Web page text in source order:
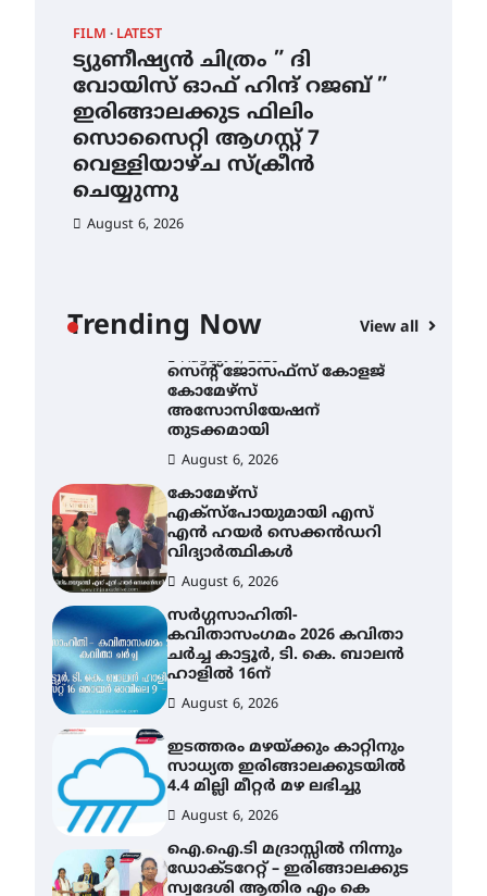
FILM LATEST
ട്യുണീഷ്യൻ ചിത്രം ” ദി
വോയിസ് ഓഫ് ഹിന്ദ് റജബ് ”
ഇരിങ്ങാലക്കുട ഫിലിം
സൊസൈറ്റി ആഗസ്റ്റ് 7
വെള്ളിയാഴ്ച സ്‌ക്രീൻ
ചെയ്യുന്നു
August 6, 2026
Trending Now View all
4.4 മില്ലി മീറ്റർ മഴ ലഭിച്ചു
August 6, 2026
ഐ.ഐ.ടി മദ്രാസ്സിൽ നിന്നും
ഡോക്ടറേറ്റ് – ഇരിങ്ങാലക്കുട
സ്വദേശി ആതിര എം കെ
യുടെ നേട്ടം പ്രതിസന്ധികളോട്
പൊരുതി
August 5, 2026
ട്യുണീഷ്യൻ ചിത്രം ” ദി
ചെയ്യുന്നു
August 6, 2026
സെന്റ് ജോസഫ്സ് കോളജ്
കോമേഴ്‌സ്
അസോസിയേഷന്
തുടക്കമായി
August 6, 2026
കോമേഴ്സ്
എക്സ്പോയുമായി എസ്
എൻ ഹയർ സെക്കൻഡറി
വിദ്യാർത്ഥികൾ
August 6, 2026
സർഗ്ഗസാഹിതി-
കവിതാസംഗമം 2026 കവിതാ
ചർച്ച കാട്ടൂർ, ടി. കെ. ബാലൻ
ഹാളിൽ 16ന്
August 6, 2026
ഇടത്തരം മഴയ്ക്കും കാറ്റിനും
സാധ്യത ഇരിങ്ങാലക്കുടയിൽ
4.4 മില്ലി മീറ്റർ മഴ ലഭിച്ചു
August 6, 2026
ഐ.ഐ.ടി മദ്രാസ്സിൽ നിന്നും
ഡോക്ടറേറ്റ് – ഇരിങ്ങാലക്കുട
സ്വദേശി ആതിര എം കെ